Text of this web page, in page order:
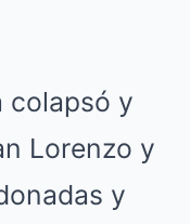
colapsó y
Lorenzo y
y